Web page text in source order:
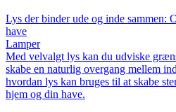
Lys der binder ude og inde sammen:
have
Lamper
Med velvalgt lys kan du udviske
skabe en naturlig overgang mellem
hvordan lys kan bruges til at skabe
hjem og din have.